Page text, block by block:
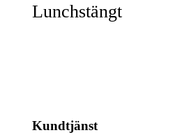
Lunchstängt
Kundtjänst